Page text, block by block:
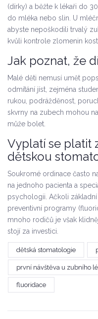
(dírky) a běžte k lékaři do
do mléka nebo slin. U
abyste nepoškodili trvalý
kvůli kontrole zlomenin
Jak poznat, že
Malé děti nemusí umět
odmítání jíst, zejména
rukou, podrážděnost,
skvrny na zubech mohou
může bolet.
Vyplatí se platit
dětskou
Soukromé ordinace často
na jednoho pacienta a
psychologii. Ačkoli
preventivní programy
mnoho rodičů je však
stojí za investici.
dětská stomatologie
první návštěva u zubního
fluoridace